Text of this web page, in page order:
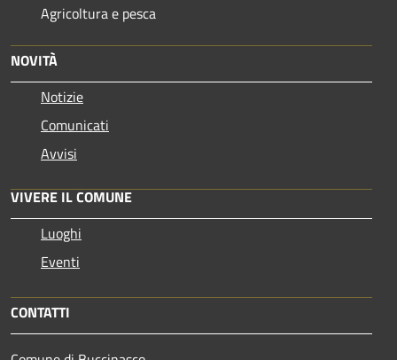
Agricoltura e pesca
NOVITÀ
Notizie
Comunicati
Avvisi
VIVERE IL COMUNE
Luoghi
Eventi
CONTATTI